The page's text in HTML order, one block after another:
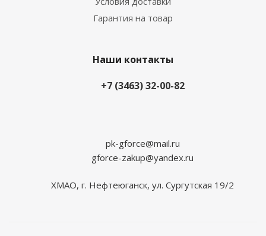
Гарантия на товар
Наши контакты
+7 (3463) 32-00-82
pk-gforce@mail.ru
gforce-zakup@yandex.ru
ХМАО, г. Нефтеюганск, ул. Сургутская 19/2